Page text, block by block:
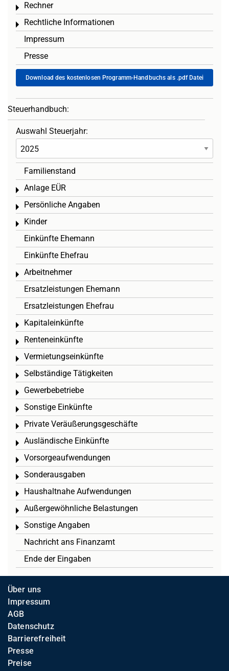
Rechner
Toggle menu
Rechtliche Informationen
Toggle menu
Impressum
Presse
Download des kostenlosen Programm-Handbuchs als .pdf Datei
Steuerhandbuch:
Auswahl Steuerjahr:
Familienstand
Anlage EÜR
Toggle menu
Persönliche Angaben
Toggle menu
Kinder
Toggle menu
Einkünfte Ehemann
Einkünfte Ehefrau
Arbeitnehmer
Toggle menu
Ersatzleistungen Ehemann
Ersatzleistungen Ehefrau
Kapitaleinkünfte
Toggle menu
Renteneinkünfte
Toggle menu
Vermietungseinkünfte
Toggle menu
Selbständige Tätigkeiten
Toggle menu
Gewerbebetriebe
Toggle menu
Sonstige Einkünfte
Toggle menu
Private Veräußerungsgeschäfte
Toggle menu
Ausländische Einkünfte
Toggle menu
Vorsorgeaufwendungen
Toggle menu
Sonderausgaben
Toggle menu
Haushaltnahe Aufwendungen
Toggle menu
Außergewöhnliche Belastungen
Toggle menu
Sonstige Angaben
Toggle menu
Nachricht ans Finanzamt
Ende der Eingaben
Über uns
Impressum
AGB
Datenschutz
Barrierefreiheit
Presse
Preise